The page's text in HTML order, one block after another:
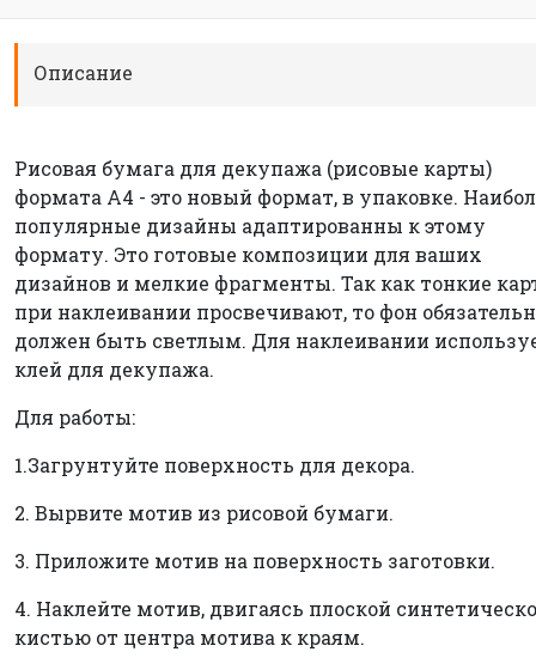
Описание
Рисовая бумага для декупажа (рисовые карты)
формата А4 - это новый формат, в упаковке.
популярные дизайны адаптированны к этому
формату. Это готовые композиции для ваших
дизайнов и мелкие фрагменты. Так как тонкие
при наклеивании просвечивают, то фон
должен быть светлым. Для наклеивании
клей для декупажа.
Для работы:
1.Загрунтуйте поверхность для декора.
2. Вырвите мотив из рисовой бумаги.
3. Приложите мотив на поверхность заготовки.
4. Наклейте мотив, двигаясь плоской
кистью от центра мотива к краям.